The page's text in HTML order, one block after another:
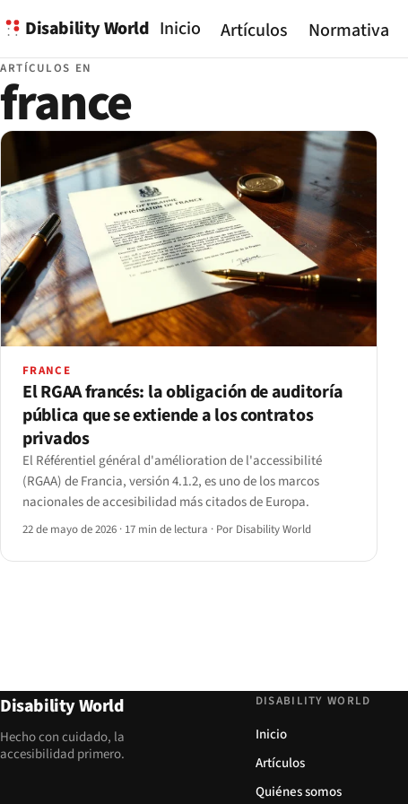
Disability World Inicio Artículos Normativa
ARTÍCULOS EN
france
FRANCE
El RGAA francés: la obligación de auditoría
pública que se extiende a los contratos
privados
El Référentiel général d'amélioration de l'accessibilité
(RGAA) de Francia, versión 4.1.2, es uno de los marcos
nacionales de accesibilidad más citados de Europa.
22 de mayo de 2026 · 17 min de lectura · Por Disability World
Disability World
Hecho con cuidado, la
accesibilidad primero.
DISABILITY WORLD
Inicio
Artículos
Quiénes somos